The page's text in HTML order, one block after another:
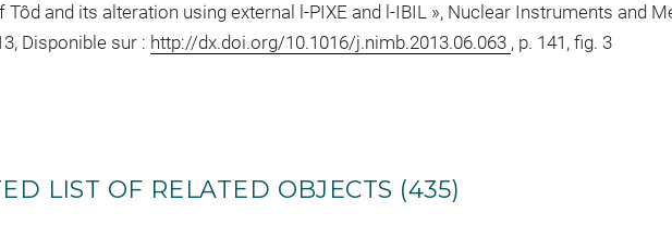
Tôd and its alteration using external l-PIXE and l-IBIL », Nuclear Instruments and
Disponible sur : http://dx.doi.org/10.1016/j.nimb.2013.06.063 , p. 141, fig. 3
LIST OF RELATED OBJECTS (435)